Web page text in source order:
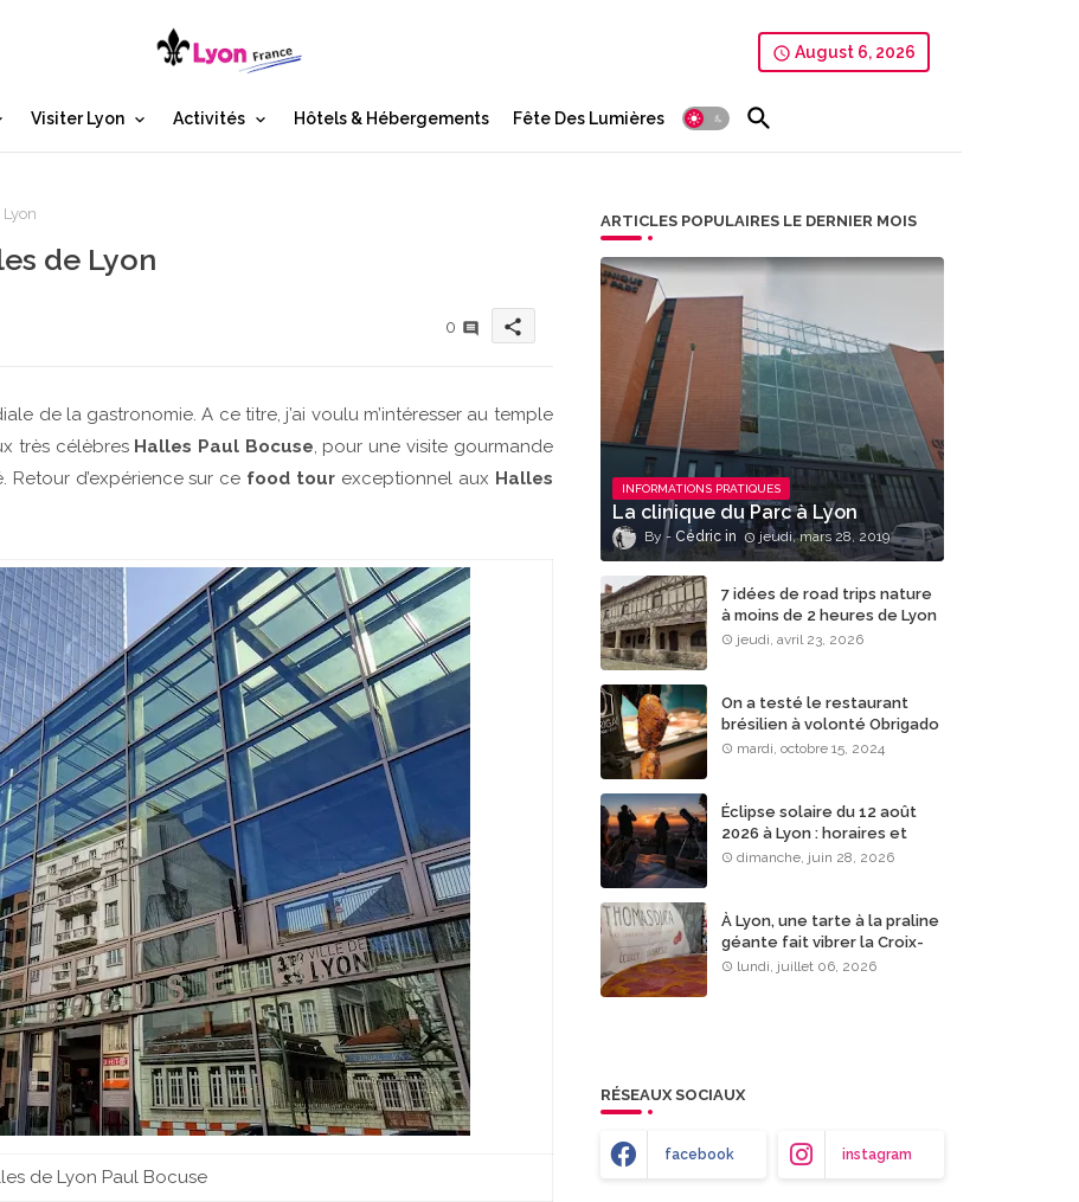
August 6, 2026
Visiter Lyon Activités Hôtels & Hébergements Fête Des Lumières
de Lyon
0 share
de la gastronomie. A ce titre, j’ai voulu m’intéresser au temple
très célèbres Halles Paul Bocuse , pour une visite gourmande
Retour d’expérience sur ce food tourexceptionnel aux Halles
de Lyon Paul Bocuse
ARTICLES POPULAIRES LE DERNIER MOIS
INFORMATIONS PRATIQUES
La clinique du Parc à Lyon
Cédric jeudi, mars 28, 2019
7 idées de road trips nature
à moins de 2 heures de Lyon
jeudi, avril 23, 2026
On a testé le restaurant
brésilien à volonté Obrigado
Rodizio à Lyon
mardi, octobre 15, 2024
Éclipse solaire du 12 août
2026 à Lyon : horaires et
lieux d’observation
dimanche, juin 28, 2026
À Lyon, une tarte à la praline
géante fait vibrer la Croix-
Rousse
lundi, juillet 06, 2026
RÉSEAUX SOCIAUX
facebook instagram